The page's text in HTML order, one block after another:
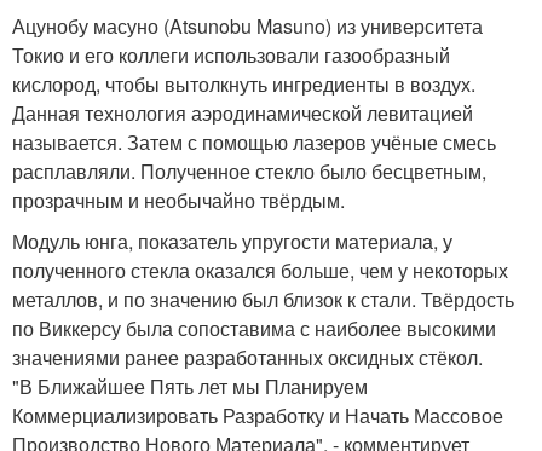
Ацунобу масуно (Atsunobu Masuno) из университета
Токио и его коллеги использовали газообразный
кислород, чтобы вытолкнуть ингредиенты в воздух.
Данная технология аэродинамической левитацией
называется. Затем с помощью лазеров учёные смесь
расплавляли. Полученное стекло было бесцветным,
прозрачным и необычайно твёрдым.
Модуль юнга, показатель упругости материала, у
полученного стекла оказался больше, чем у некоторых
металлов, и по значению был близок к стали. Твёрдость
по Виккерсу была сопоставима с наиболее высокими
значениями ранее разработанных оксидных стёкол.
"В Ближайшее Пять лет мы Планируем
Коммерциализировать Разработку и Начать Массовое
Производство Нового Материала", - комментирует